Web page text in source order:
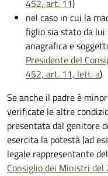
452, art. 11)
nel caso in cui la
figlio sia stato da
anagrafica e
Presidente del
452, art. 11, lett. a)
Se anche il padre è
verificate le altre
presentata dal genitore
esercita la potestà (ad
legale rappresentante
Consiglio dei Ministri